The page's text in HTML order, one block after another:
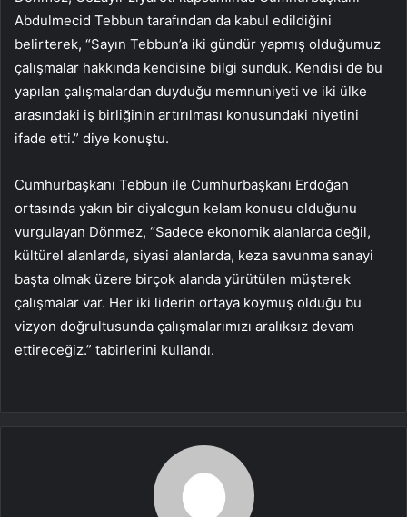
Abdulmecid Tebbun tarafından da kabul edildiğini
belirterek, “Sayın Tebbun’a iki gündür yapmış olduğumuz
çalışmalar hakkında kendisine bilgi sunduk. Kendisi de bu
yapılan çalışmalardan duyduğu memnuniyeti ve iki ülke
arasındaki iş birliğinin artırılması konusundaki niyetini
ifade etti.” diye konuştu.
Cumhurbaşkanı Tebbun ile Cumhurbaşkanı Erdoğan
ortasında yakın bir diyalogun kelam konusu olduğunu
vurgulayan Dönmez, “Sadece ekonomik alanlarda değil,
kültürel alanlarda, siyasi alanlarda, keza savunma sanayi
başta olmak üzere birçok alanda yürütülen müşterek
çalışmalar var. Her iki liderin ortaya koymuş olduğu bu
vizyon doğrultusunda çalışmalarımızı aralıksız devam
ettireceğiz.” tabirlerini kullandı.